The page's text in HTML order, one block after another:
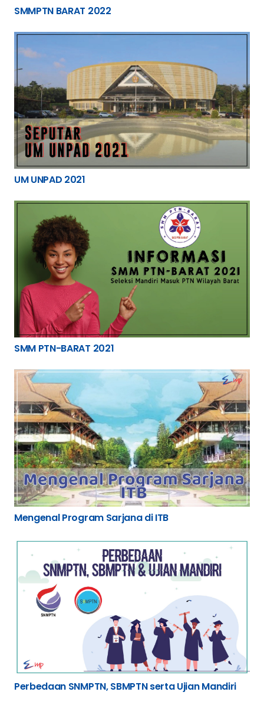
SMMPTN BARAT 2022
UM UNPAD 2021
SMM PTN-BARAT 2021
Mengenal Program Sarjana di ITB
Perbedaan SNMPTN, SBMPTN serta Ujian Mandiri